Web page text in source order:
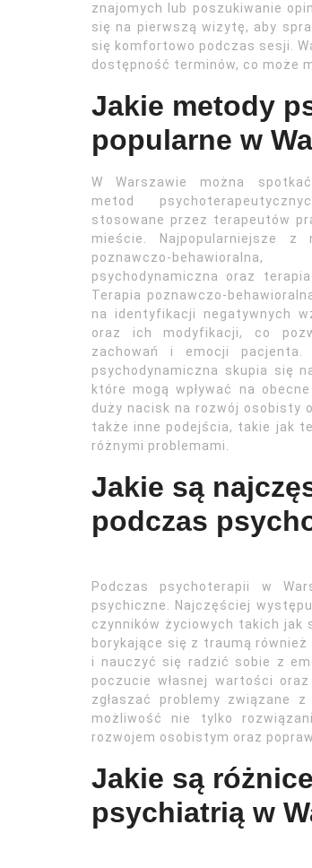
znajomych lub poszukiwanie
się na pierwszą wizytę, aby
się komfortowo podczas sesji.
dostępność terminów, co może
Jakie metody
popularne w
W Warszawie można
metod
stosowane przez terapeutów
mieście. Najpopularniejsze
poznawczo-
psychodynamiczna oraz
Terapia poznawczo-
na identyfikacji negatywnych
oraz ich modyfikacji, co
zachowań i emocji
psychodynamiczna skupia się
które mogą wpływać na
duży nacisk na rozwój osobisty
także inne podejścia, takie jak
różnymi problemami.
Jakie są
podczas
Podczas psychoterapii w
psychiczne. Najczęściej
czynników życiowych takich jak
borykające się z traumą
i nauczyć się radzić sobie z
poczucie własnej wartości
zgłaszać problemy związane
możliwość nie tylko
rozwojem osobistym oraz
Jakie są
psychiatrią w